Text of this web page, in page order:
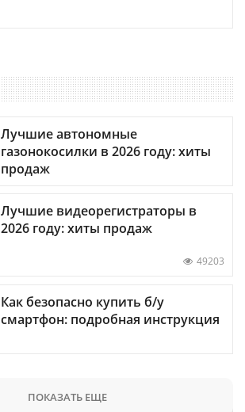
Лучшие автономные
газонокосилки в 2026 году: хиты
продаж
Лучшие видеорегистраторы в
2026 году: хиты продаж
49203
Как безопасно купить б/у
смартфон: подробная инструкция
ПОКАЗАТЬ ЕЩЕ